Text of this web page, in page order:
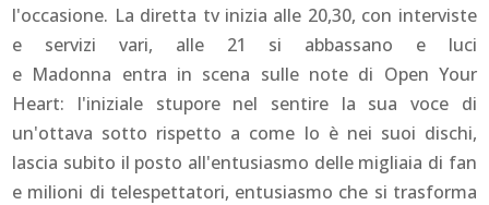
l'occasione. La diretta tv inizia alle 20,30, con interviste
e servizi vari, alle 21 si abbassano e luci
e Madonna entra in scena sulle note di Open Your
Heart: l'iniziale stupore nel sentire la sua voce di
un'ottava sotto rispetto a come lo è nei suoi dischi,
lascia subito il posto all'entusiasmo delle migliaia di fan
e milioni di telespettatori, entusiasmo che si trasforma